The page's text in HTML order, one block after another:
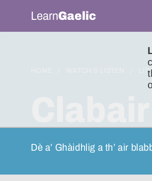
LearnGaelic
Dè a’ Ghàidhlig a th’ air